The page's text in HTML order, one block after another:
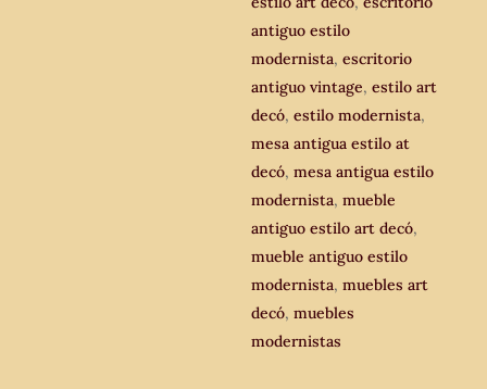
antiguo estilo
modernista,escritorio
antiguo vintage,estilo art
decó,estilo modernista,
mesa antigua estilo at
decó,mesa antigua estilo
modernista,mueble
antiguo estilo art decó,
mueble antiguo estilo
modernista,muebles art
decó,muebles
modernistas